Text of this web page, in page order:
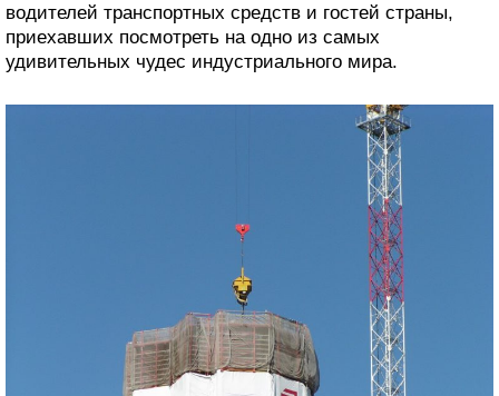
водителей транспортных средств и гостей страны,
приехавших посмотреть на одно из самых
удивительных чудес индустриального мира.